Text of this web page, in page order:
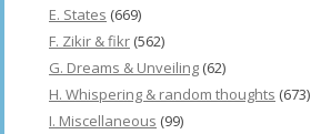
E. States (669)
F. Zikir & fikr (562)
G. Dreams & Unveiling (62)
H. Whispering & random thoughts (673)
I. Miscellaneous (99)